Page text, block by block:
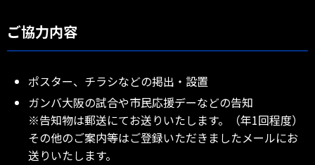
ご協力内容
ポスター、チラシなどの掲出・設置
ガンバ大阪の試合や市民応援デーなどの告知
※告知物は郵送にてお送りいたします。（年1回程度）
その他のご案内等はご登録いただきましたメールにお
送りいたします。